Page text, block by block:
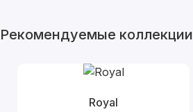
Рекомендуемые коллекции
Royal